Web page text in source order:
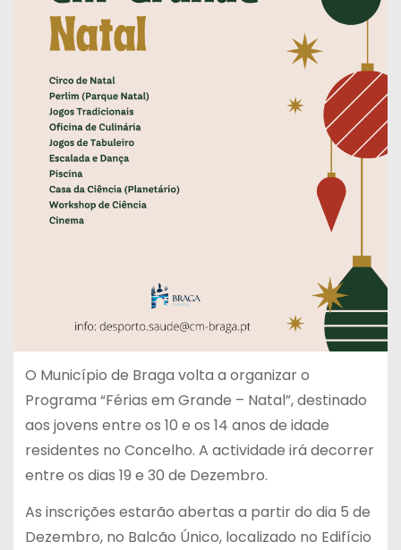
O Município de Braga volta a organizar o
Programa “Férias em Grande – Natal”, destinado
aos jovens entre os 10 e os 14 anos de idade
residentes no Concelho. A actividade irá decorrer
entre os dias 19 e 30 de Dezembro.
As inscrições estarão abertas a partir do dia 5 de
Dezembro, no Balcão Único, localizado no Edifício